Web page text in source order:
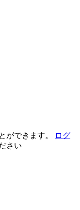
ができます。
ログ
さい